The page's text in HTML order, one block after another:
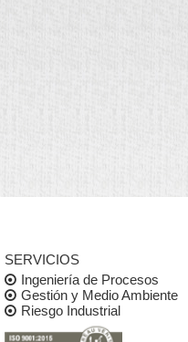
SERVICIOS
Ingeniería de Procesos
Gestión y Medio Ambiente
Riesgo Industrial